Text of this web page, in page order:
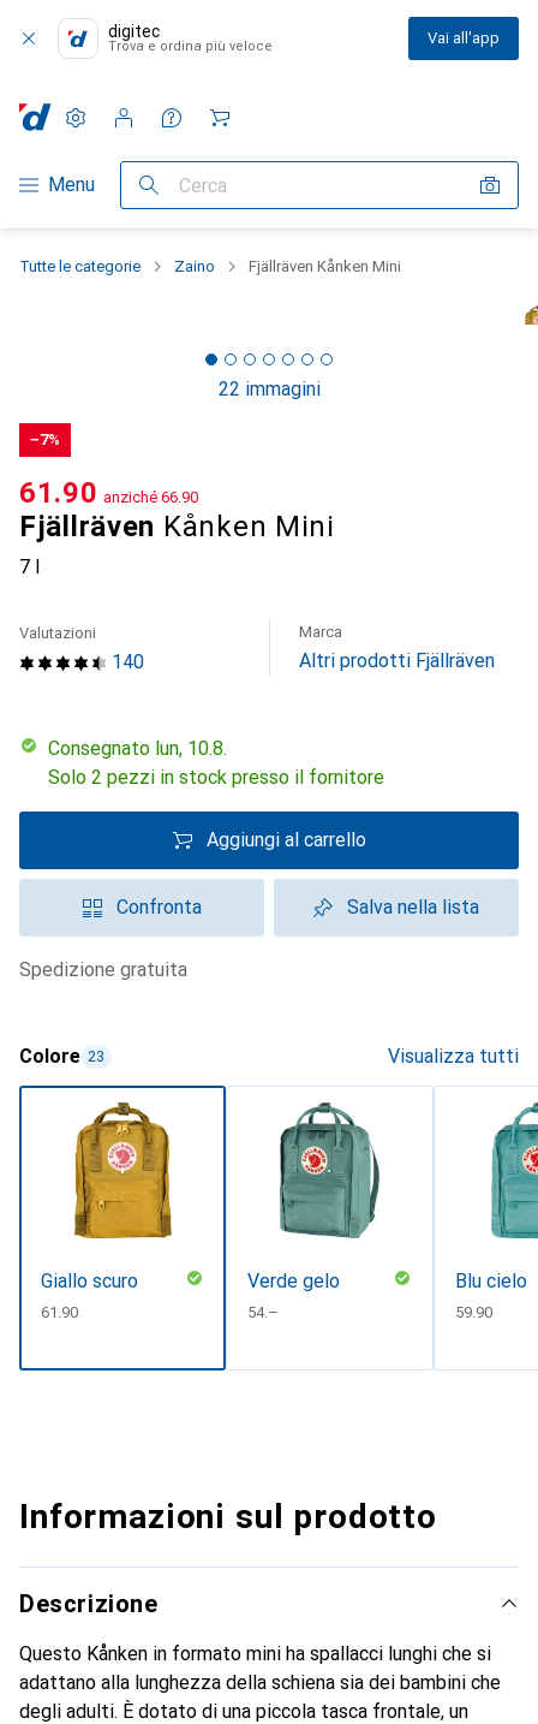
digitec
Trova e ordina più veloce Vai all'app
Categoria Navigazione
Menu Cerca
Impostazioni
Conto cliente
Liste di confronto
Liste dei desideri
Carrello
Tutte le categorie Zaino Fjällräven Kånken Mini
22 immagini
−7%
Fjällräven Kånken Mini
7 l
CHF
61.90 anziché CHF
66.90
140
Valutazioni Marca
Altri prodotti Fjällräven
Consegnato lun, 10.8.
Solo 2 pezzi in stock presso il fornitore
Aggiungi al carrello
Confronta Salva nella lista
spedizione gratuita
Colore 23 Visualizza tutti
Giallo scuro
CHF
61.90
Verde gelo
CHF
54.–
Blu cielo
CHF
59.90
Informazioni sul prodotto
Descrizione
Questo Kånken in formato mini ha spallacci lunghi che si
adattano alla lunghezza della schiena sia dei bambini che
degli adulti. È dotato di una piccola tasca frontale, un